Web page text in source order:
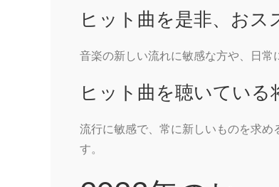
ヒット曲を是非、おス
音楽の新しい流れに敏感な方や、日常
ヒット曲を聴いている
流行に敏感で、常に新しいものを求
す。